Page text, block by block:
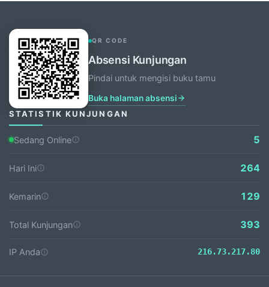
QR CODE
Absensi Kunjungan
Pindai untuk mengisi buku tamu
Buka halaman absensi
STATISTIK KUNJUNGAN
Sedang Online 5
Hari Ini 264
Kemarin 129
Total Kunjungan 393
IP Anda 216.73.217.80